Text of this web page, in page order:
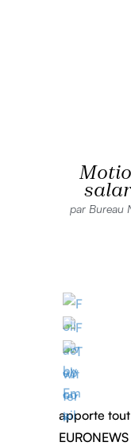
par Bureau
apporte tout